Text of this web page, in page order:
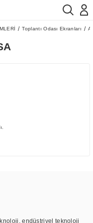
Toplantı Odası Ekranları
endüstriyel teknoloji